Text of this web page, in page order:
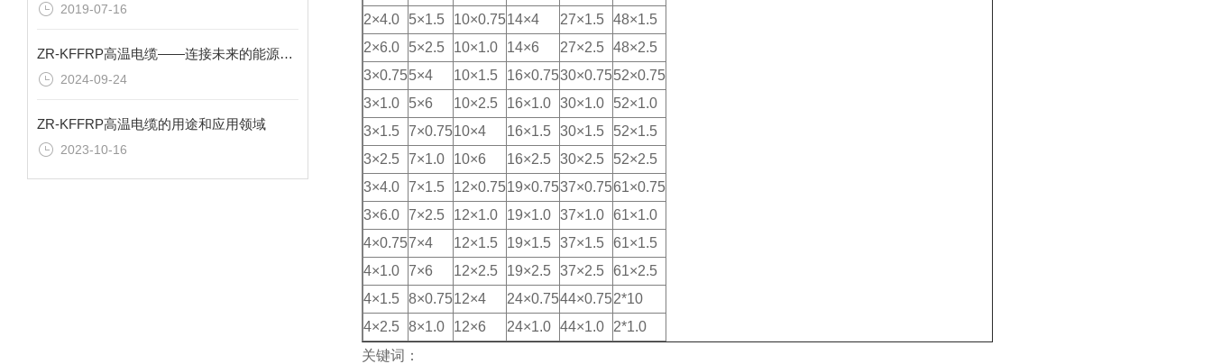
2019-07-16
ZR-KFFRP高温电缆——连接未来的能源纽带
2024-09-24
ZR-KFFRP高温电缆的用途和应用领域
2023-10-16
2×4.0
5×1.5 10×0.7514×4 27×1.5 48×1.5
2×6.0
5×2.5 10×1.0 14×6 27×2.5 48×2.5
3×0.755×4 10×1.5 16×0.7530×0.7552×0.75
3×1.0
5×6 10×2.5 16×1.0 30×1.0
52×1.0
3×1.5 7×0.7510×4 16×1.5 30×1.5
52×1.5
3×2.5 7×1.0 10×6 16×2.5 30×2.5
52×2.5
3×4.0 7×1.5 12×0.7519×0.7537×0.7561×0.75
3×6.0 7×2.5 12×1.0 19×1.0 37×1.0 61×1.0
4×0.757×4 12×1.5 19×1.5 37×1.5 61×1.5
4×1.0 7×6 12×2.5 19×2.5 37×2.5 61×2.5
4×1.5 8×0.7512×4 24×0.7544×0.752*10
4×2.5 8×1.0 12×6 24×1.0 44×1.0
2*1.0
关键词：